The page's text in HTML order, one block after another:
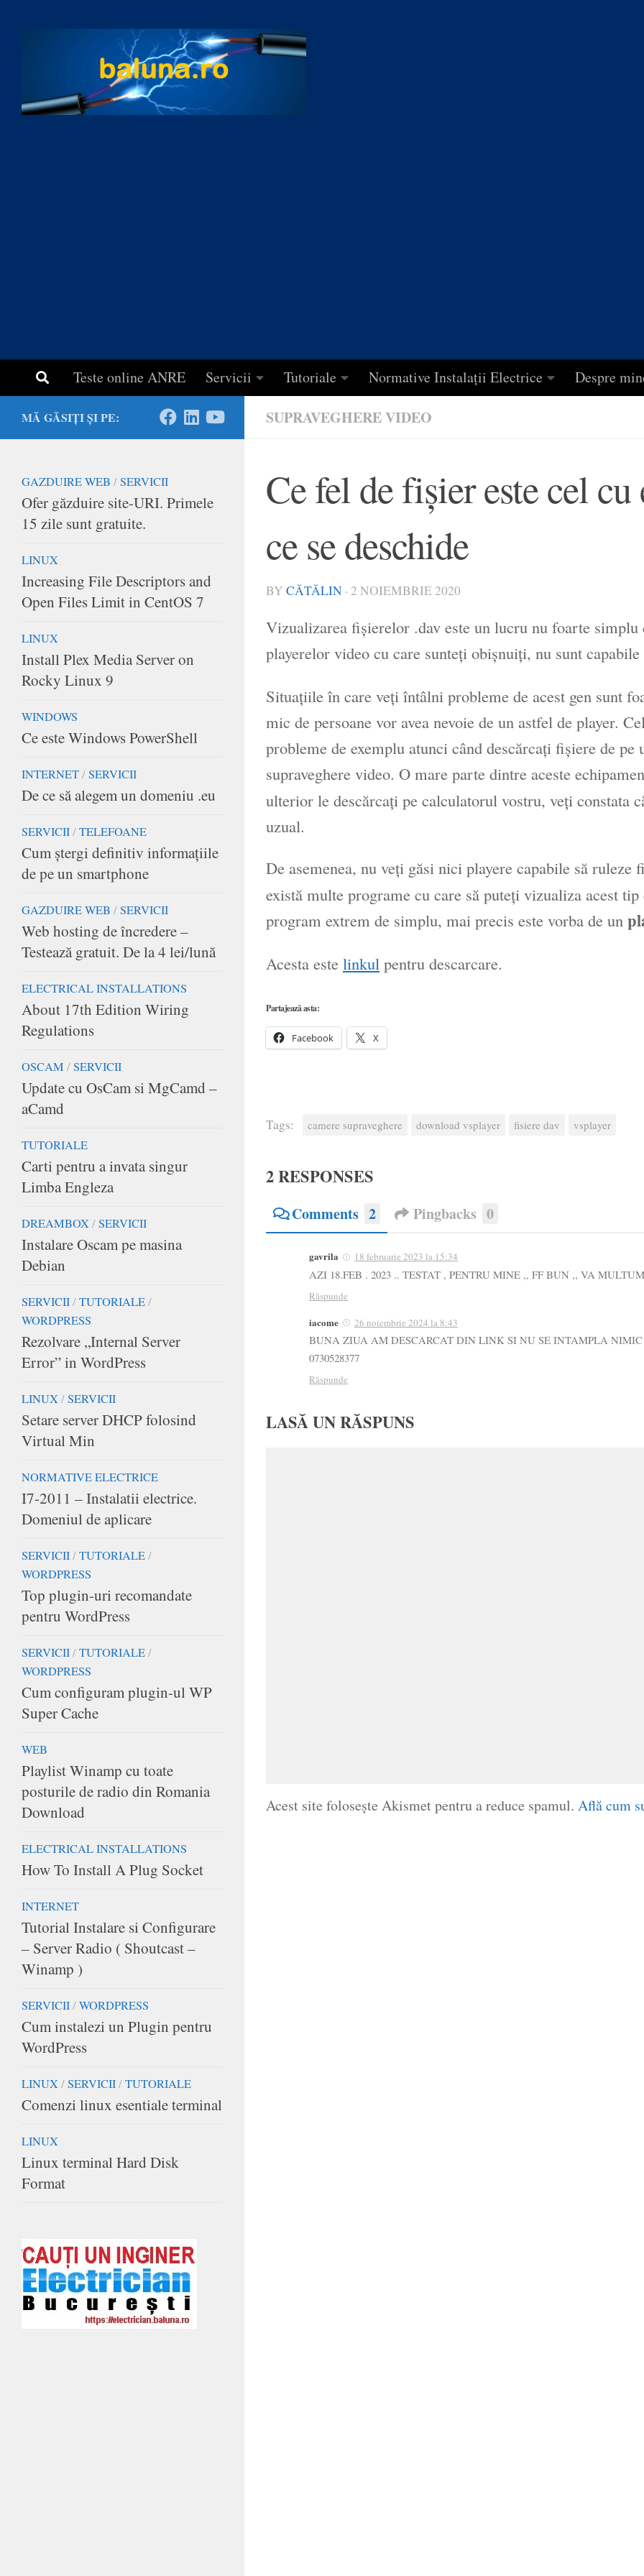
Skip to content
Teste online ANRE Servicii Tutoriale Normative Instalații Electrice Despre
SUPRAVEGHERE VIDEO
Ce fel de fişier este cel
ce se deschide
BY CĂTĂLIN · 2 NOIEMBRIE 2020
Vizualizarea fişierelor .dav este un lucru nu foarte
playerelor video cu care sunteţi obişnuiţi, nu sunt
Situaţiile în care veţi întâlni probleme de acest gen sunt
mic de persoane vor avea nevoie de un astfel de player.
probleme de exemplu atunci când descărcaţi fişiere de
supraveghere video. O mare parte dintre aceste
ulterior le descărcaţi pe calculatorul vostru, veţi constata
uzual.
De asemenea, nu veţi găsi nici playere capabile să ruleze
există multe programe cu care să puteţi vizualiza acest
program extrem de simplu, mai precis este vorba de un
Acesta este linkul pentru descarcare.
Partajează asta:
Facebook X
Tags: camere supraveghere download vsplayer fisiere dav vsplayer
2 RESPONSES
Comments 2 Pingbacks 0
gavrila 18 februarie 2023 la 15:34
AZI 18.FEB . 2023 .. TESTAT , PENTRU MINE ,, FF BUN ,, VA
Răspunde
iacome 26 noiembrie 2024 la 8:43
BUNA ZIUA AM DESCARCAT DIN LINK SI NU SE INTAMPLA
0730528377
Răspunde
LASĂ UN RĂSPUNS
Acest site folosește Akismet pentru a reduce spamul. Află cum
MĂ GĂSIȚI ȘI PE:
GAZDUIRE WEB /SERVICII
Ofer găzduire site-URI. Primele
15 zile sunt gratuite.
LINUX
Increasing File Descriptors and
Open Files Limit in CentOS 7
LINUX
Install Plex Media Server on
Rocky Linux 9
WINDOWS
Ce este Windows PowerShell
INTERNET/SERVICII
De ce să alegem un domeniu .eu
SERVICII/TELEFOANE
Cum ştergi definitiv informaţiile
de pe un smartphone
GAZDUIRE WEB /SERVICII
Web hosting de încredere –
Testează gratuit. De la 4 lei/lună
ELECTRICAL INSTALLATIONS
About 17th Edition Wiring
Regulations
OSCAM /SERVICII
Update cu OsCam si MgCamd –
aCamd
TUTORIALE
Carti pentru a invata singur
Limba Engleza
DREAMBOX/SERVICII
Instalare Oscam pe masina
Debian
SERVICII/TUTORIALE/
WORDPRESS
Rezolvare „Internal Server
Error” in WordPress
LINUX/SERVICII
Setare server DHCP folosind
Virtual Min
NORMATIVE ELECTRICE
I7-2011 – Instalatii electrice.
Domeniul de aplicare
SERVICII/TUTORIALE/
WORDPRESS
Top plugin-uri recomandate
pentru WordPress
SERVICII/TUTORIALE/
WORDPRESS
Cum configuram plugin-ul WP
Super Cache
WEB
Playlist Winamp cu toate
posturile de radio din Romania
Download
ELECTRICAL INSTALLATIONS
How To Install A Plug Socket
INTERNET
Tutorial Instalare si Configurare
– Server Radio ( Shoutcast –
Winamp )
SERVICII/WORDPRESS
Cum instalezi un Plugin pentru
WordPress
LINUX/SERVICII/TUTORIALE
Comenzi linux esentiale terminal
LINUX
Linux terminal Hard Disk
Format